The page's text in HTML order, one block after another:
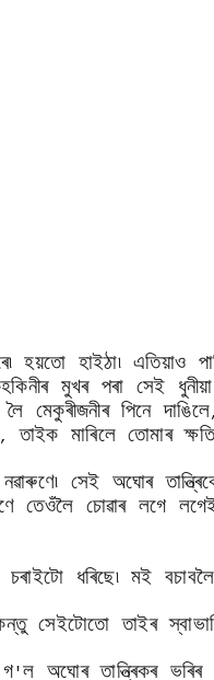
হয়তো হাইঠা৷ এতিয়াও
মুখৰ পৰা সেই ধুনীয়া
মেকুৰীজনীৰ পিনে দাঙিলে
,তাইক মাৰিলে তোমাৰ
সেই অঘোৰ
তেওঁলৈ চোৱাৰ লগে
ধৰিছে৷ মই বচাবলৈ
সেইটোতো তাইৰ
'ল অঘোৰ তান্ত্ৰিকৰ ভৰিৰ